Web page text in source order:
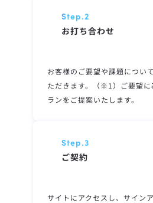
Step.2
お打ち合わせ
お客様のご要望や課題につい
ただきます。（※1）ご要望に
ランをご提案いたします。
Step.3
ご契約
サイトにアクセスし、サイン